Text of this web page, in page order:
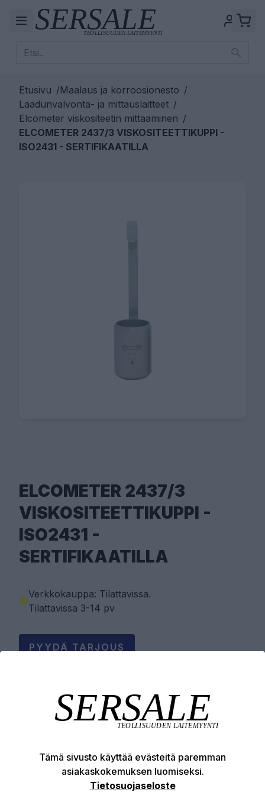
Etusivu /Maalaus ja korroosionesto /
Laadunvalvonta- ja mittauslaitteet /
Elcometer viskositeetin mittaaminen /
ELCOMETER 2437/3 VISKOSITEETTIKUPPI -
ISO2431 - SERTIFIKAATILLA
ELCOMETER 2437/3
VISKOSITEETTIKUPPI -
ISO2431 -
SERTIFIKAATILLA
Verkkokauppa: Tilattavissa.
Tilattavissa 3-14 pv
PYYDÄ TARJOUS
Tuotekuvaus
Tämä sivusto käyttää evästeitä paremman
asiakaskokemuksen luomiseksi.
Tietosuojaseloste